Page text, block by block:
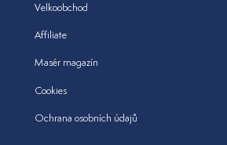
Velkoobchod
Affiliate
Masér magazín
Cookies
Ochrana osobních údajů